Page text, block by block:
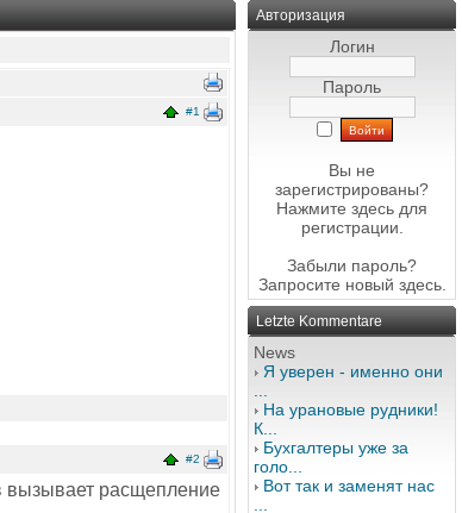
#1
#2
вызывает расщепление
Авторизация
Логин
Пароль
Вы не
зарегистрированы?
Нажмите здесь для
регистрации.
Забыли пароль?
Запросите новый здесь.
Letzte Kommentare
News
Я уверен - именно они
На урановые рудники!
К...
Бухгалтеры уже за
голо...
Вот так и заменят нас